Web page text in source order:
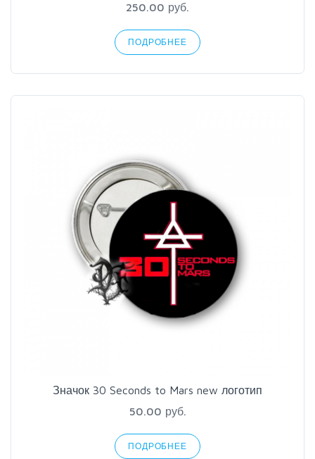
250.00 руб.
ПОДРОБНЕЕ
Значок 30 Seconds to Mars new логотип
50.00 руб.
ПОДРОБНЕЕ